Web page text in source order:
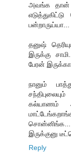
அவங்க தான்
பன்றாருய்யா...
தனுஷ்
இருக்கு
பேரன்
நானும்
கல்யாணம்
இருக்குனு
Reply